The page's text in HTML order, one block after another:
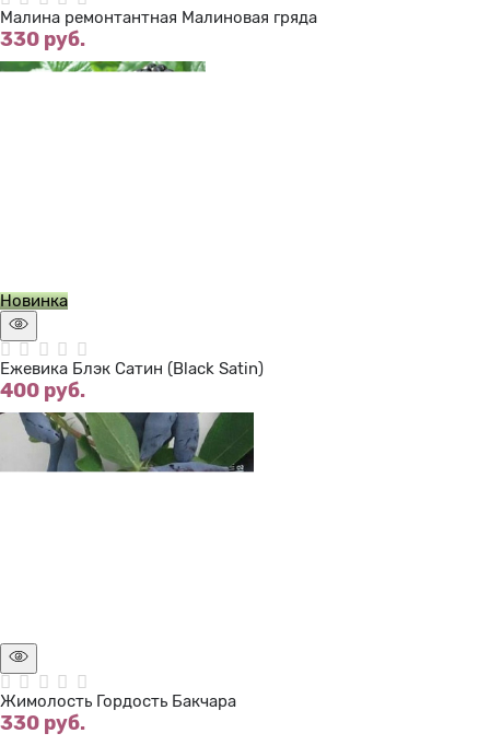
Малина ремонтантная Малиновая гряда
330 руб.
Новинка
Ежевика Блэк Сатин (Black Satin)
400 руб.
Жимолость Гордость Бакчара
330 руб.